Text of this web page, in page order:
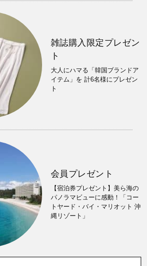
雑誌購入限定プレゼン
ト
大人にハマる「韓国ブランドア
イテム」を 計6名様にプレゼン
ト
会員プレゼント
【宿泊券プレゼント】美ら海の
パノラマビューに感動！「コー
トヤード・バイ・マリオット 沖
縄リゾート」